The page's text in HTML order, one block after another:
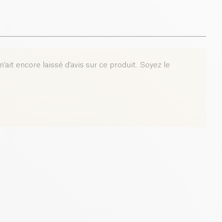
encore laissé d'avis sur ce produit. Soyez le